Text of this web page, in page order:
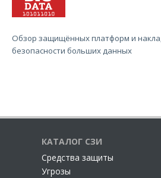
Обзор защищённых платформ и
безопасности больших данных
КАТАЛОГ СЗИ
Cредства защиты
Угрозы